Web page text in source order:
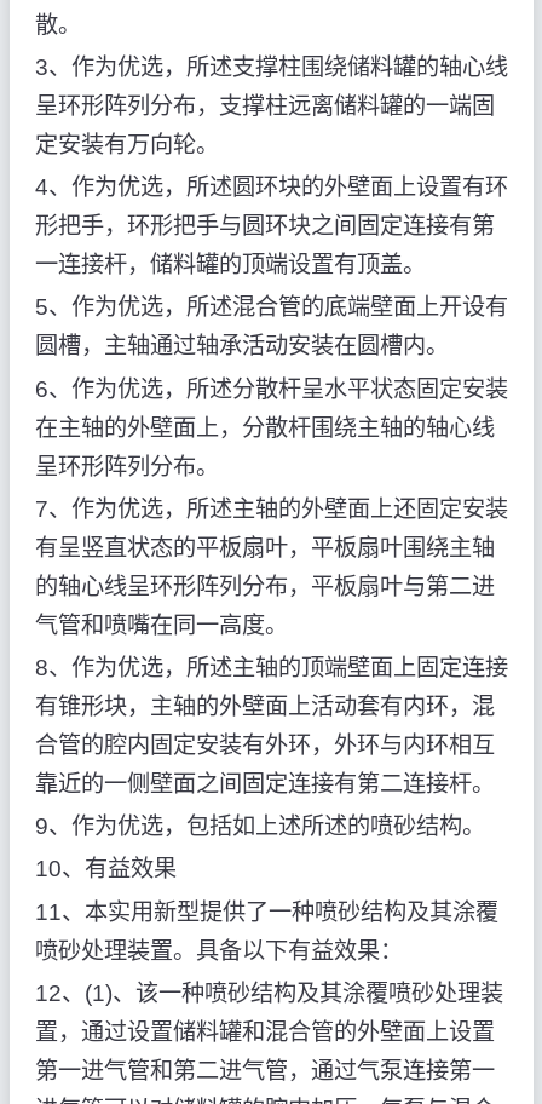
散。
3、作为优选，所述支撑柱围绕储料罐的轴心线
呈环形阵列分布，支撑柱远离储料罐的一端固
定安装有万向轮。
4、作为优选，所述圆环块的外壁面上设置有环
形把手，环形把手与圆环块之间固定连接有第
一连接杆，储料罐的顶端设置有顶盖。
5、作为优选，所述混合管的底端壁面上开设有
圆槽，主轴通过轴承活动安装在圆槽内。
6、作为优选，所述分散杆呈水平状态固定安装
在主轴的外壁面上，分散杆围绕主轴的轴心线
呈环形阵列分布。
7、作为优选，所述主轴的外壁面上还固定安装
有呈竖直状态的平板扇叶，平板扇叶围绕主轴
的轴心线呈环形阵列分布，平板扇叶与第二进
气管和喷嘴在同一高度。
8、作为优选，所述主轴的顶端壁面上固定连接
有锥形块，主轴的外壁面上活动套有内环，混
合管的腔内固定安装有外环，外环与内环相互
靠近的一侧壁面之间固定连接有第二连接杆。
9、作为优选，包括如上述所述的喷砂结构。
10、有益效果
11、本实用新型提供了一种喷砂结构及其涂覆
喷砂处理装置。具备以下有益效果：
12、(1)、该一种喷砂结构及其涂覆喷砂处理装
置，通过设置储料罐和混合管的外壁面上设置
第一进气管和第二进气管，通过气泵连接第一